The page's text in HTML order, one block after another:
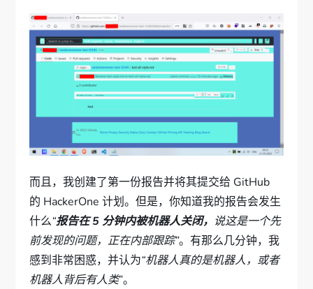
而且，我创建了第一份报告并将其提交给 GitHub
的 HackerOne 计划。但是，你知道我的报告会发生
什么“报告在 5 分钟内被机器人关闭， 说这是一个先
前发现的问题，正在内部跟踪”。有那么几分钟，我
感到非常困惑，并认为“机器人真的是机器人，或者
机器人背后有人类”。